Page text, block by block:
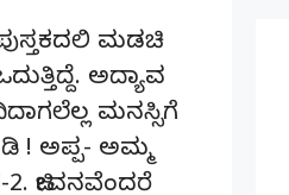
ಮಡಚಿ
ಅದ್ಯಾವ
ಮನಸ್ಸಿಗೆ
! ಅಪ್ಪ- ಅಮ್ಮ
ಜೀವನವೆಂದರೆ